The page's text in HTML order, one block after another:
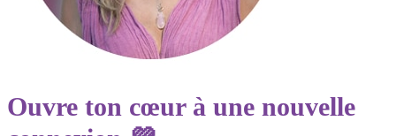
Ouvre ton cœur à une nouvelle